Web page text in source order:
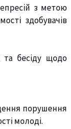
з метою
здобувачів
та бесіду щодо
порушення
молоді.